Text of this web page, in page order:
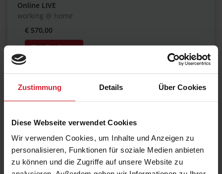
Zustimmung Details Über Cookies
Diese Webseite verwendet Cookies
Wir verwenden Cookies, um Inhalte und Anzeigen zu
personalisieren, Funktionen für soziale Medien anbieten
zu können und die Zugriffe auf unsere Website zu
Online LIVE
working @ home
€ 570,00
Garantierter Termin
Frankfurt am Main
€ 570,00